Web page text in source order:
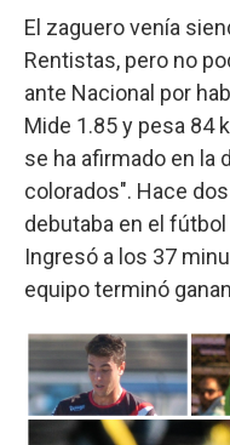
El zaguero venía
Rentistas, pero no
ante Nacional por
Mide 1.85 y pesa 84
se ha afirmado en la
colorados". Hace
debutaba en el
Ingresó a los 37
equipo terminó